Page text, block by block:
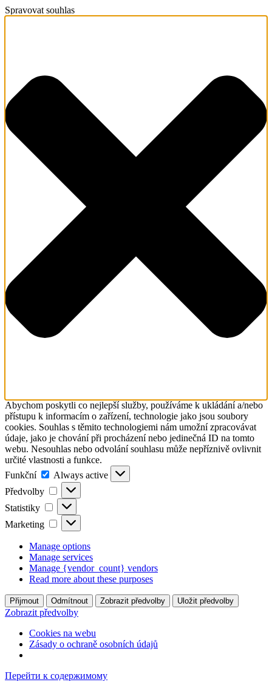
Spravovat souhlas
Abychom poskytli co nejlepší služby, používáme k ukládání a/nebo
přístupu k informacím o zařízení, technologie jako jsou soubory
cookies. Souhlas s těmito technologiemi nám umožní zpracovávat
údaje, jako je chování při procházení nebo jedinečná ID na tomto
webu. Nesouhlas nebo odvolání souhlasu může nepříznivě ovlivnit
určité vlastnosti a funkce.
Funkční
Funkční
Always active
Předvolby
Předvolby
Statistiky Statistiky
Marketing Marketing
Manage options
Manage services
Manage {vendor_count} vendors
Read more about these purposes
Přijmout Odmítnout Zobrazit předvolby Uložit předvolby
Zobrazit předvolby
Cookies na webu
Zásady o ochraně osobních údajů
Перейти к содержимому